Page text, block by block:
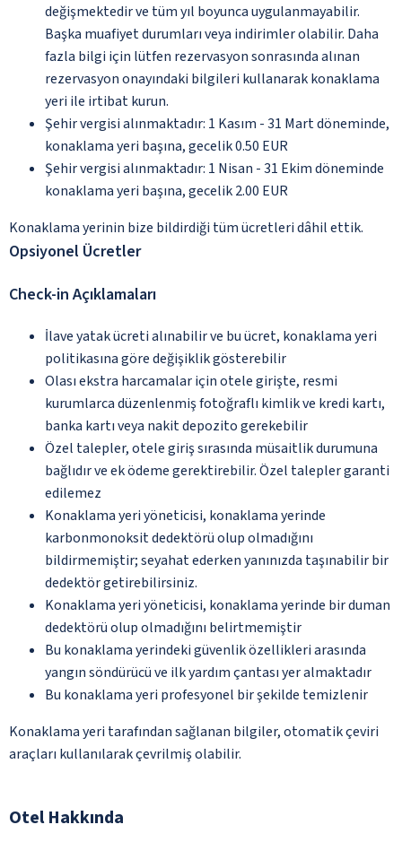
değişmektedir ve tüm yıl boyunca uygulanmayabilir.
Başka muafiyet durumları veya indirimler olabilir. Daha
fazla bilgi için lütfen rezervasyon sonrasında alınan
rezervasyon onayındaki bilgileri kullanarak konaklama
yeri ile irtibat kurun.
Şehir vergisi alınmaktadır: 1 Kasım - 31 Mart döneminde,
konaklama yeri başına, gecelik 0.50 EUR
Şehir vergisi alınmaktadır: 1 Nisan - 31 Ekim döneminde
konaklama yeri başına, gecelik 2.00 EUR
Konaklama yerinin bize bildirdiği tüm ücretleri dâhil ettik.
Opsiyonel Ücretler
Check-in Açıklamaları
İlave yatak ücreti alınabilir ve bu ücret, konaklama yeri
politikasına göre değişiklik gösterebilir
Olası ekstra harcamalar için otele girişte, resmi
kurumlarca düzenlenmiş fotoğraflı kimlik ve kredi kartı,
banka kartı veya nakit depozito gerekebilir
Özel talepler, otele giriş sırasında müsaitlik durumuna
bağlıdır ve ek ödeme gerektirebilir. Özel talepler garanti
edilemez
Konaklama yeri yöneticisi, konaklama yerinde
karbonmonoksit dedektörü olup olmadığını
bildirmemiştir; seyahat ederken yanınızda taşınabilir bir
dedektör getirebilirsiniz.
Konaklama yeri yöneticisi, konaklama yerinde bir duman
dedektörü olup olmadığını belirtmemiştir
Bu konaklama yerindeki güvenlik özellikleri arasında
yangın söndürücü ve ilk yardım çantası yer almaktadır
Bu konaklama yeri profesyonel bir şekilde temizlenir
Konaklama yeri tarafından sağlanan bilgiler, otomatik çeviri
araçları kullanılarak çevrilmiş olabilir.
Otel Hakkında